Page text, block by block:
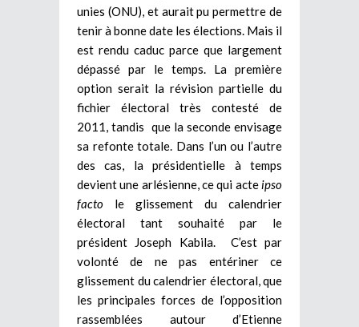
unies (ONU), et aurait pu permettre de
tenir à bonne date les élections. Mais il
est rendu caduc parce que largement
dépassé par le temps. La première
option serait la révision partielle du
fichier électoral très contesté de
2011, tandis que la seconde envisage
sa refonte totale. Dans l’un ou l’autre
des cas, la présidentielle à temps
devient une arlésienne, ce qui acte ipso
facto le glissement du calendrier
électoral tant souhaité par le
président Joseph Kabila. C’est par
volonté de ne pas entériner ce
glissement du calendrier électoral, que
les principales forces de l’opposition
rassemblées autour d’Etienne